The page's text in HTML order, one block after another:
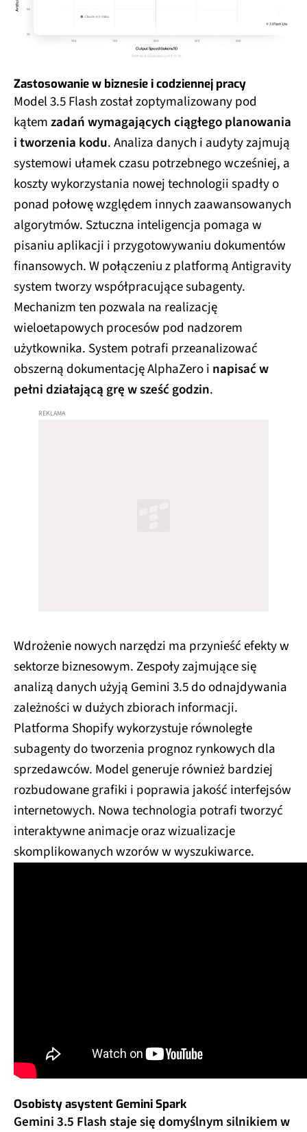
Zastosowanie w biznesie i codziennej pracy
Model 3.5 Flash został zoptymalizowany pod
kątemzadań wymagających ciągłego planowania
i tworzenia kodu. Analiza danych i audyty zajmują
systemowi ułamek czasu potrzebnego wcześniej, a
koszty wykorzystania nowej technologii spadły o
ponad połowę względem innych zaawansowanych
algorytmów. Sztuczna inteligencja pomaga w
pisaniu aplikacji i przygotowywaniu dokumentów
finansowych. W połączeniu z platformą Antigravity
system tworzy współpracujące subagenty.
Mechanizm ten pozwala na realizację
wieloetapowych procesów pod nadzorem
użytkownika. System potrafi przeanalizować
obszerną dokumentację AlphaZero i napisać w
pełni działającą grę w sześć godzin.
Wdrożenie nowych narzędzi ma przynieść efekty w
sektorze biznesowym. Zespoły zajmujące się
analizą danych użyją Gemini 3.5 do odnajdywania
zależności w dużych zbiorach informacji.
Platforma Shopify wykorzystuje równoległe
subagenty do tworzenia prognoz rynkowych dla
sprzedawców. Model generuje również bardziej
rozbudowane grafiki i poprawia jakość interfejsów
internetowych. Nowa technologia potrafi tworzyć
interaktywne animacje oraz wizualizacje
skomplikowanych wzorów w wyszukiwarce.
Osobisty asystent Gemini Spark
Gemini 3.5 Flash staje się domyślnym silnikiem w